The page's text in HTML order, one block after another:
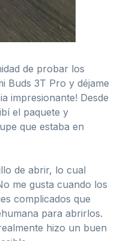
de probar los
Buds 3T Pro y déjame
impresionante! Desde
el paquete y
que estaba en
de abrir, lo cual
me gusta cuando los
complicados que
para abrirlos.
hizo un buen